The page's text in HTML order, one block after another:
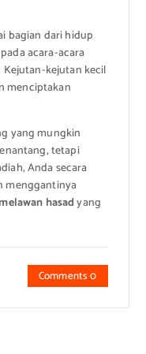
bagian dari hidup
acara-acara
Kejutan-kejutan kecil
menciptakan
yang mungkin
tetapi
Anda secara
menggantinya
hasadyang
Comments 0